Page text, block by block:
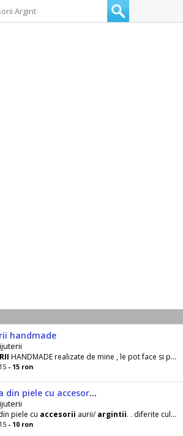
handmade
HANDMADE realizate de mine , le pot face si pe comanda asa cum doriti, preturile variaza
- 15 ron
Bratara din piele cu accesorii aurii/ argintii
piele cu accesorii aurii/argintii. . diferite culori si modele. . pretul ei este de 10
- 10 ron